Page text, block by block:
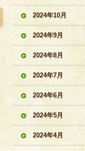
2024年10月
2024年9月
2024年8月
2024年7月
2024年6月
2024年5月
2024年4月